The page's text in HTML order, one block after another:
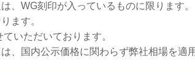
、WG刻印が入っているものに限りま
ます。
いただいております。
、国内公示価格に関わらず弊社相場を適